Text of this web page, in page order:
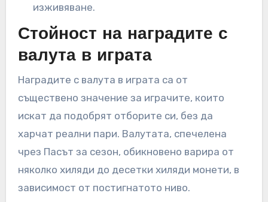
изживяване.
Стойност на наградите с
валута в играта
Наградите с валута в играта са от
съществено значение за играчите, които
искат да подобрят отборите си, без да
харчат реални пари. Валутата, спечелена
чрез Пасът за сезон, обикновено варира от
няколко хиляди до десетки хиляди монети, в
зависимост от постигнатото ниво.